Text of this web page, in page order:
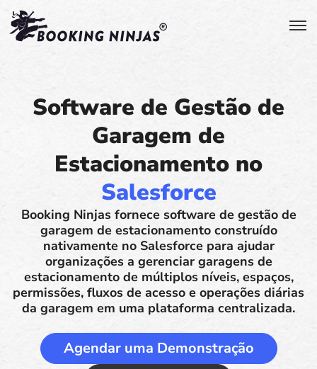
Software de Gestão de
Garagem de
Estacionamento no
Salesforce
Booking Ninjas fornece software de gestão de
garagem de estacionamento construído
nativamente no Salesforce para ajudar
organizações a gerenciar garagens de
estacionamento de múltiplos níveis, espaços,
permissões, fluxos de acesso e operações diárias
da garagem em uma plataforma centralizada.
Agendar uma Demonstração